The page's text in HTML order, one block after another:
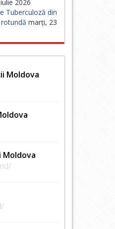
2026
Tuberculoză din
marți, 23
Moldova
Moldova